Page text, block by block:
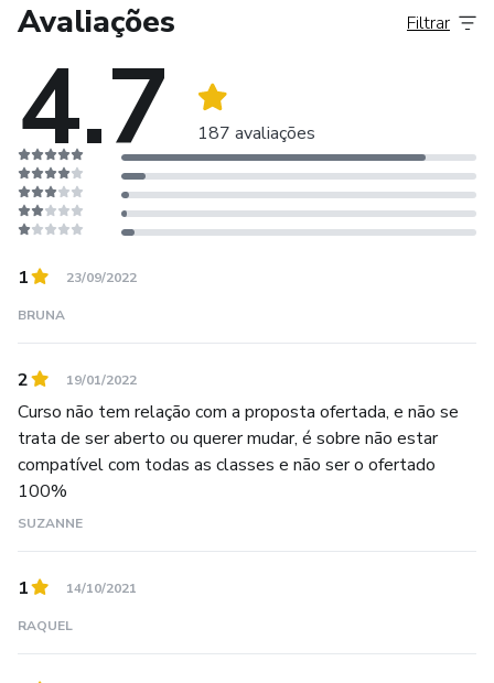
Avaliações
4.7 187 avaliações
Filtrar
1 23/09/2022
BRUNA
2 19/01/2022
Curso não tem relação com a proposta ofertada, e não se
trata de ser aberto ou querer mudar, é sobre não estar
compatível com todas as classes e não ser o ofertado
100%
SUZANNE
1 14/10/2021
RAQUEL